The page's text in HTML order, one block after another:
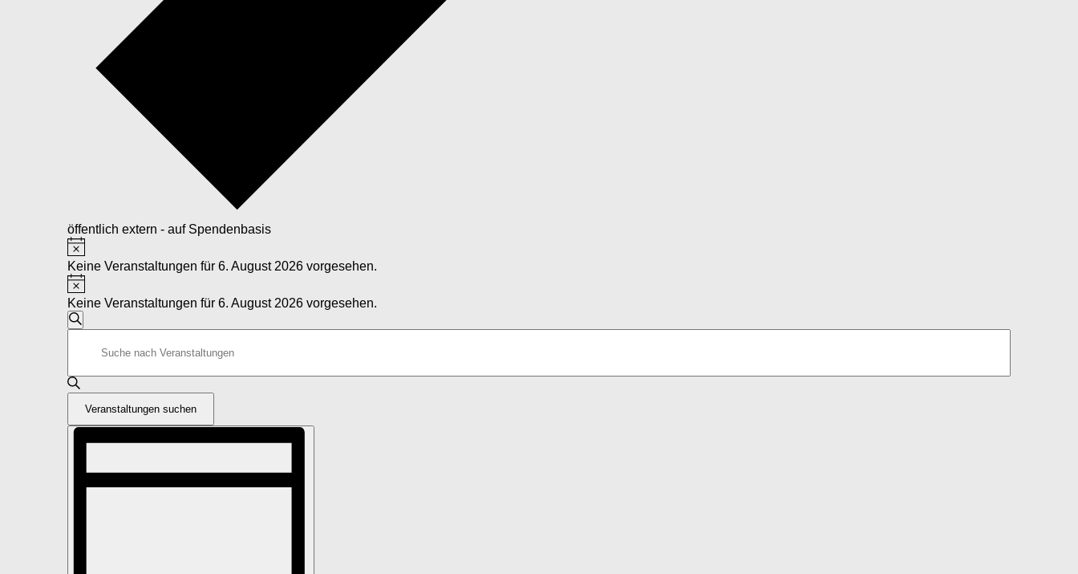
öffentlich extern - auf Spendenbasis
Veranstaltungen
für
6.
August
2026
Hinweis
Keine Veranstaltungen für 6. August 2026 vorgesehen.
Hinweis
Keine Veranstaltungen für 6. August 2026 vorgesehen.
Veranstaltungen
Suche
Ansichten,
Navigation
Suche
Schlüsselwort
Suche
nach
Veranstaltungen
Schlüsselwort.
Veranstaltungen suchen
Veranstaltung
Navigation